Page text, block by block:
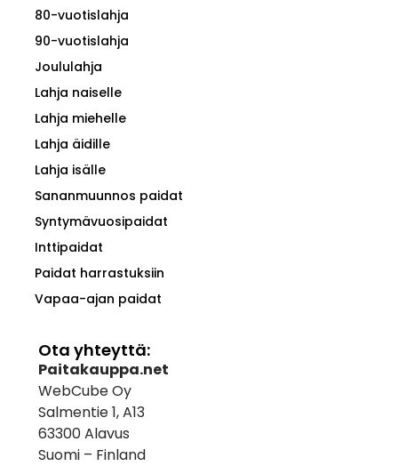
80-vuotislahja
90-vuotislahja
Joululahja
Lahja naiselle
Lahja miehelle
Lahja äidille
Lahja isälle
Sananmuunnos paidat
Syntymävuosipaidat
Inttipaidat
Paidat harrastuksiin
Vapaa-ajan paidat
Ota yhteyttä:
Paitakauppa.net
WebCube Oy
Salmentie 1, A13
63300 Alavus
Suomi – Finland